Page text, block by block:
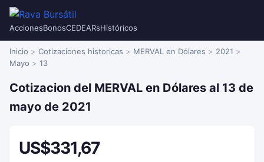
AccionesBonosCEDEARsHistóricos
Inicio Cotizaciones historicas MERVAL en Dólares
2021
Mayo
13
Cotizacion del MERVAL en Dólares al 13 de
mayo de 2021
US$331,67